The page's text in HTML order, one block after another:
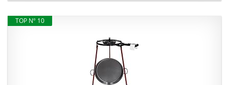
TOP Nº 10